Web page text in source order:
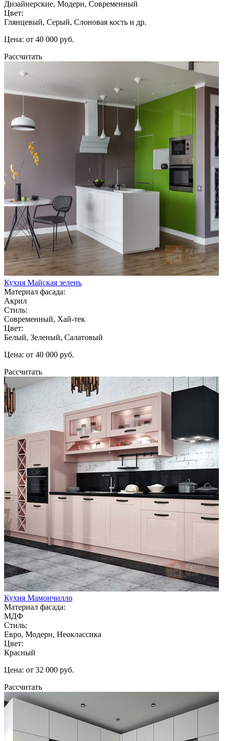
Дизайнерские, Модерн, Современный
Цвет:
Глянцевый, Серый, Слоновая кость и др.
Цена: от 40 000 руб.
Рассчитать
Кухня Майская зелень
Материал фасада:
Акрил
Стиль:
Современный, Хай-тек
Цвет:
Белый, Зеленый, Салатовый
Цена: от 40 000 руб.
Рассчитать
Кухня Мамончилло
Материал фасада:
МДФ
Стиль:
Евро, Модерн, Неоклассика
Цвет:
Красный
Цена: от 32 000 руб.
Рассчитать